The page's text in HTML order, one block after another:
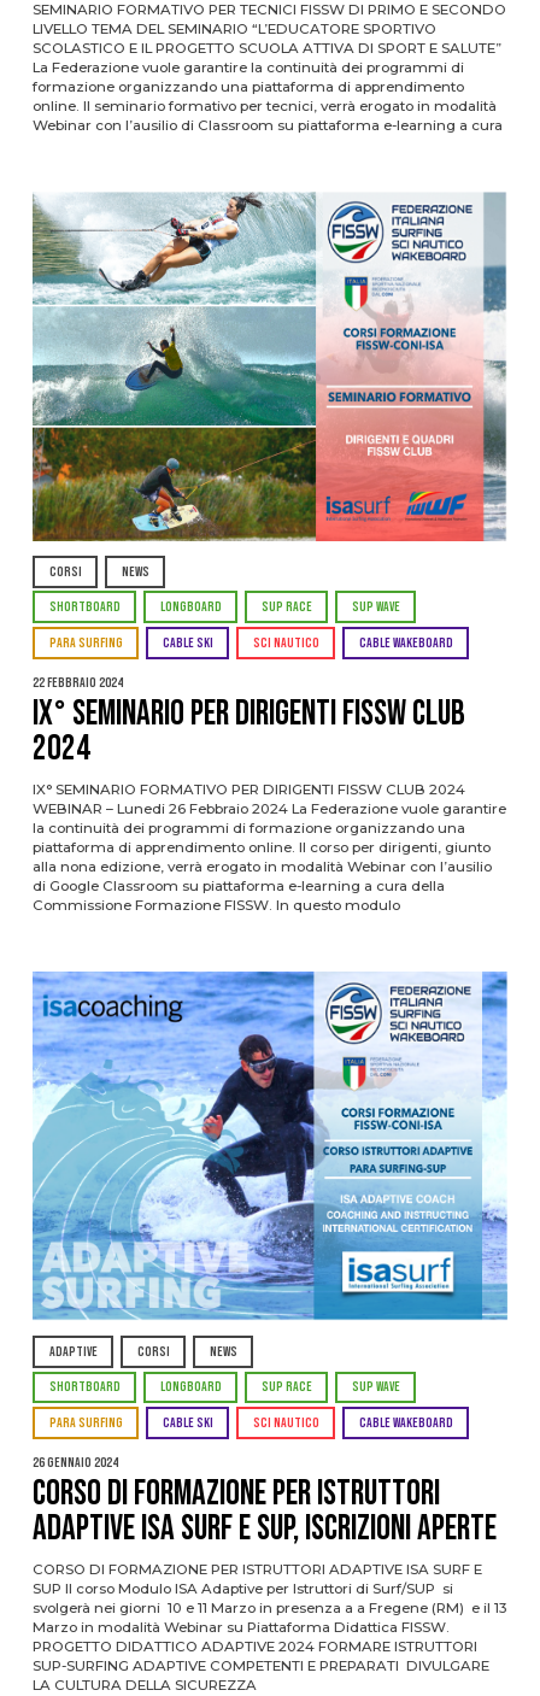
SEMINARIO FORMATIVO PER TECNICI FISSW DI PRIMO E SECONDO
LIVELLO TEMA DEL SEMINARIO “L’EDUCATORE SPORTIVO
SCOLASTICO E IL PROGETTO SCUOLA ATTIVA DI SPORT E SALUTE”
La Federazione vuole garantire la continuità dei programmi di
formazione organizzando una piattaforma di apprendimento
online. Il seminario formativo per tecnici, verrà erogato in modalità
Webinar con l’ausilio di Classroom su piattaforma e-learning a cura
CORSI NEWS
SHORTBOARD LONGBOARD SUP RACE SUP WAVE
PARA SURFING CABLE SKI SCI NAUTICO CABLE WAKEBOARD
22 Febbraio 2024
IX° SEMINARIO PER DIRIGENTI FISSW CLUB
2024
IX° SEMINARIO FORMATIVO PER DIRIGENTI FISSW CLUB 2024
WEBINAR – Lunedi 26 Febbraio 2024 La Federazione vuole garantire
la continuità dei programmi di formazione organizzando una
piattaforma di apprendimento online. Il corso per dirigenti, giunto
alla nona edizione, verrà erogato in modalità Webinar con l’ausilio
di Google Classroom su piattaforma e-learning a cura della
Commissione Formazione FISSW. In questo modulo
ADAPTIVE CORSI NEWS
SHORTBOARD LONGBOARD SUP RACE SUP WAVE
PARA SURFING CABLE SKI SCI NAUTICO CABLE WAKEBOARD
26 Gennaio 2024
CORSO DI FORMAZIONE PER ISTRUTTORI
ADAPTIVE ISA SURF E SUP, ISCRIZIONI APERTE
CORSO DI FORMAZIONE PER ISTRUTTORI ADAPTIVE ISA SURF E
SUP Il corso Modulo ISA Adaptive per Istruttori di Surf/SUP si
svolgerà nei giorni 10 e 11 Marzo in presenza a a Fregene (RM) e il 13
Marzo in modalità Webinar su Piattaforma Didattica FISSW.
PROGETTO DIDATTICO ADAPTIVE 2024 FORMARE ISTRUTTORI
SUP-SURFING ADAPTIVE COMPETENTI E PREPARATI DIVULGARE
LA CULTURA DELLA SICUREZZA